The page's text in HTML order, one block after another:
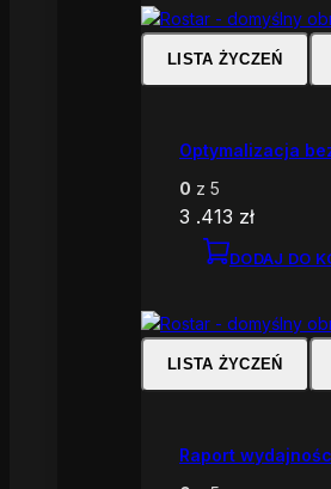
LISTA ŻYCZEŃ
Optymalizacja
0 z 5
3 .413 zł
DODAJ DO
LISTA ŻYCZEŃ
Raport